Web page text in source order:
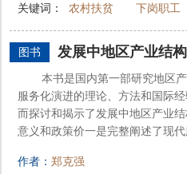
关键词：
农村扶贫 下岗职工
图书 发展中地区产业结
本书是国内第一部研究地区
服务化演进的理论、方法和国际
而探讨和揭示了发展中地区产业
意义和政策价一是完整阐述了现
作者： 郑克强